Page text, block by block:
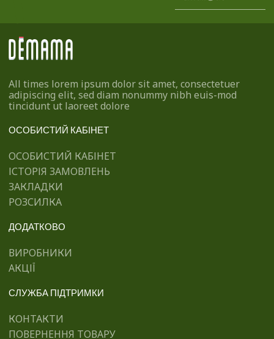
All times lorem ipsum dolor sit amet, consectetuer
adipiscing elit, sed diam nonummy nibh euis-mod
tincidunt ut laoreet dolore
ОСОБИСТИЙ КАБІНЕТ
ОСОБИСТИЙ КАБІНЕТ
ІСТОРІЯ ЗАМОВЛЕНЬ
ЗАКЛАДКИ
РОЗСИЛКА
ДОДАТКОВО
ВИРОБНИКИ
АКЦІЇ
СЛУЖБА ПІДТРИМКИ
КОНТАКТИ
ПОВЕРНЕННЯ ТОВАРУ